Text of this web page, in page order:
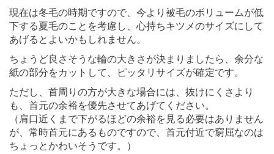
現在は冬毛の時期ですので、今より被毛のボリュームが低
下する夏毛のことを考慮し、心持ちキツメのサイズにして
あげるとよいかもしれません。
ちょうど良さそうな輪の大きさが決まりましたら、余分な
紙の部分をカットして、ピッタリサイズが確定です。
ただし、首周りの方が大きな場合には、抜けにくさより
も、首元の余裕を優先させてあげてください。
（肩口近くまで下がるほどの余裕を見る必要はありません
が、常時首元にあるものですので、首元付近で窮屈なのは
ちょっとかわいそうです。）